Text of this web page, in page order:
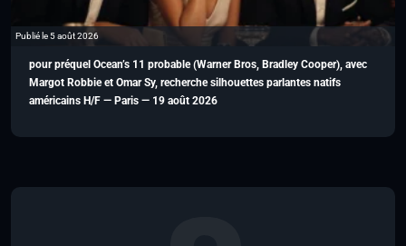
Publié le 5 août 2026
pour préquel Ocean’s 11 probable (Warner Bros, Bradley Cooper), avec
Margot Robbie et Omar Sy, recherche silhouettes parlantes natifs
américains H/F — Paris — 19 août 2026